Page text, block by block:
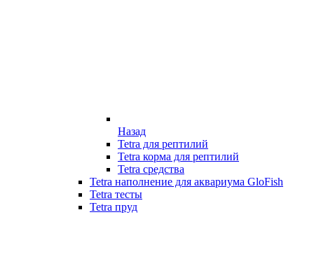
Назад
Tetra для рептилий
Tetra корма для рептилий
Tetra средства
Tetra наполнение для аквариума GloFish
Tetra тесты
Tetra пруд